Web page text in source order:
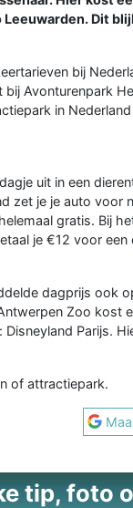
Dit
bij
Avonturenpark
in
uit in een
zet je je auto voor
gratis. Bij
je €12 voor een
dagprijs ook
Zoo kost
Parijs.
of attractiepark.
tip, foto